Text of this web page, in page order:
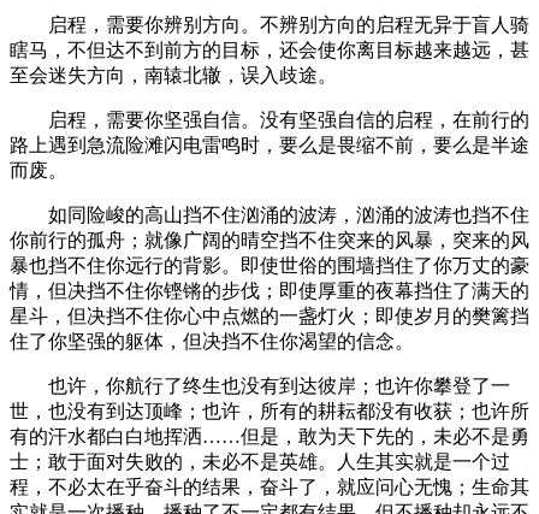
启程，需要你辨别方向。不辨别方向的启程无异于盲人骑
瞎马，不但达不到前方的目标，还会使你离目标越来越远，甚
至会迷失方向，南辕北辙，误入歧途。
启程，需要你坚强自信。没有坚强自信的启程，在前行的
路上遇到急流险滩闪电雷鸣时，要么是畏缩不前，要么是半途
而废。
如同险峻的高山挡不住汹涌的波涛，汹涌的波涛也挡不住
你前行的孤舟；就像广阔的晴空挡不住突来的风暴，突来的风
暴也挡不住你远行的背影。即使世俗的围墙挡住了你万丈的豪
情，但决挡不住你铿锵的步伐；即使厚重的夜幕挡住了满天的
星斗，但决挡不住你心中点燃的一盏灯火；即使岁月的樊篱挡
住了你坚强的躯体，但决挡不住你渴望的信念。
也许，你航行了终生也没有到达彼岸；也许你攀登了一
世，也没有到达顶峰；也许，所有的耕耘都没有收获；也许所
有的汗水都白白地挥洒……但是，敢为天下先的，未必不是勇
士；敢于面对失败的，未必不是英雄。人生其实就是一个过
程，不必太在乎奋斗的结果，奋斗了，就应问心无愧；生命其